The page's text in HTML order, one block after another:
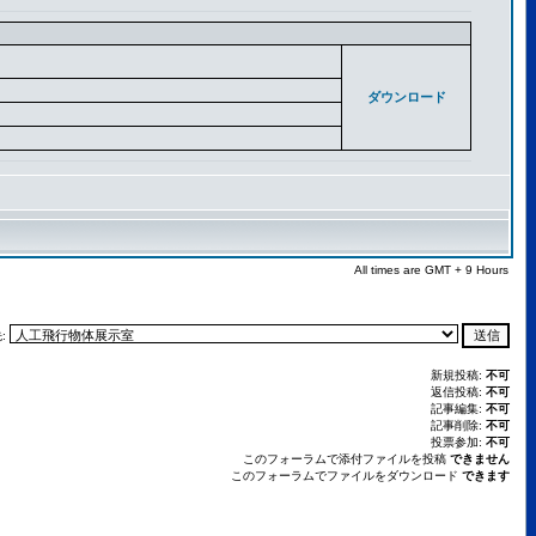
ダウンロード
All times are GMT + 9 Hours
:
新規投稿: 不可
返信投稿: 不可
記事編集: 不可
記事削除: 不可
投票参加: 不可
このフォーラムで添付ファイルを投稿 できません
このフォーラムでファイルをダウンロード できます